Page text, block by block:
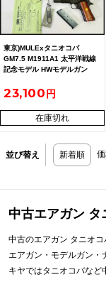
東京)MULExタニオコバ
GM7.5 M1911A1 太平洋戦線
記念モデル HWモデルガン
23,100
在庫切れ
並び替え 新着順
中古エアガン タ
中古のエアガン タニオコ
エアガン・モデルガン・
キヤではタニオコバなど